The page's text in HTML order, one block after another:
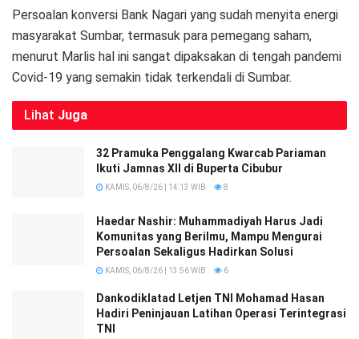
Persoalan konversi Bank Nagari yang sudah menyita energi
masyarakat Sumbar, termasuk para pemegang saham,
menurut Marlis hal ini sangat dipaksakan di tengah pandemi
Covid-19 yang semakin tidak terkendali di Sumbar.
Lihat Juga
32 Pramuka Penggalang Kwarcab Pariaman
Ikuti Jamnas XII di Buperta Cibubur
KAMIS, 06/8/26 | 14:13 WIB 8
Haedar Nashir: Muhammadiyah Harus Jadi
Komunitas yang Berilmu, Mampu Mengurai
Persoalan Sekaligus Hadirkan Solusi
KAMIS, 06/8/26 | 13:56 WIB 6
Dankodiklatad Letjen TNI Mohamad Hasan
Hadiri Peninjauan Latihan Operasi Terintegrasi
TNI